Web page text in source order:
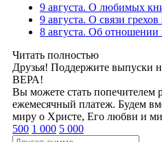
9 августа. О любимых
9 августа. О связи
8 августа. Об
Читать полностью
Друзья! Поддержите выпуски
ВЕРА!
Вы можете стать попечителем
ежемесячный платеж. Будем
миру о Христе, Его любви и
500 1 000 5 000